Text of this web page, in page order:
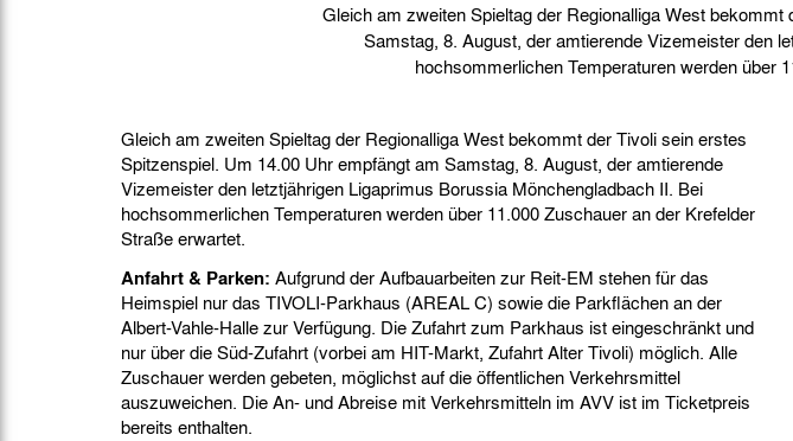
Gleich am zweiten Spieltag der Regionalliga West
Samstag, 8. August, der amtierende Vizemeister den
hochsommerlichen Temperaturen werden über
Gleich am zweiten Spieltag der Regionalliga West bekommt der Tivoli sein erstes
Spitzenspiel. Um 14.00 Uhr empfängt am Samstag, 8. August, der amtierende
Vizemeister den letztjährigen Ligaprimus Borussia Mönchengladbach II. Bei
hochsommerlichen Temperaturen werden über 11.000 Zuschauer an der Krefelder
Straße erwartet.
Anfahrt & Parken: Aufgrund der Aufbauarbeiten zur Reit-EM stehen für das
Heimspiel nur das TIVOLI-Parkhaus (AREAL C) sowie die Parkflächen an der
Albert-Vahle-Halle zur Verfügung. Die Zufahrt zum Parkhaus ist eingeschränkt und
nur über die Süd-Zufahrt (vorbei am HIT-Markt, Zufahrt Alter Tivoli) möglich. Alle
Zuschauer werden gebeten, möglichst auf die öffentlichen Verkehrsmittel
auszuweichen. Die An- und Abreise mit Verkehrsmitteln im AVV ist im Ticketpreis
bereits enthalten.